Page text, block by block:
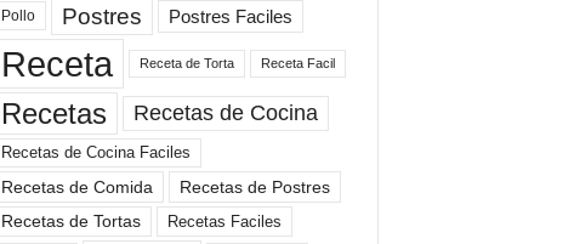
Pollo Postres Postres Faciles
Receta Receta de Torta Receta Facil
Recetas Recetas de Cocina
Recetas de Cocina Faciles
Recetas de Comida
Recetas de Postres
Recetas de Tortas
Recetas Faciles